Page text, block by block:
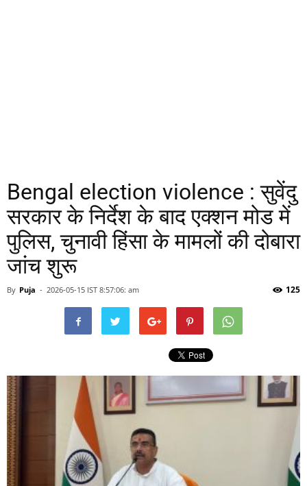
Bengal election violence : सुवेंदु
सरकार के निर्देश के बाद एक्शन मोड में
पुलिस, चुनावी हिंसा के मामलों की दोबारा
जांच शुरू
By Puja - 2026-05-15 IST 8:57:06: am 125